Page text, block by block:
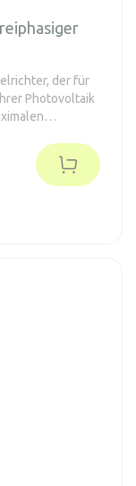
der für
Photovoltaik